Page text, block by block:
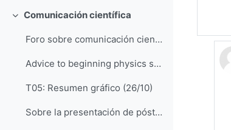
Colapsar
Comunicación científica
Foro sobre comunicación científica
Advice to beginning physics speakers (Physics Today)
T05: Resumen gráfico (26/10)
Sobre la presentación de pósteres: Ejemplos y recomendaciones